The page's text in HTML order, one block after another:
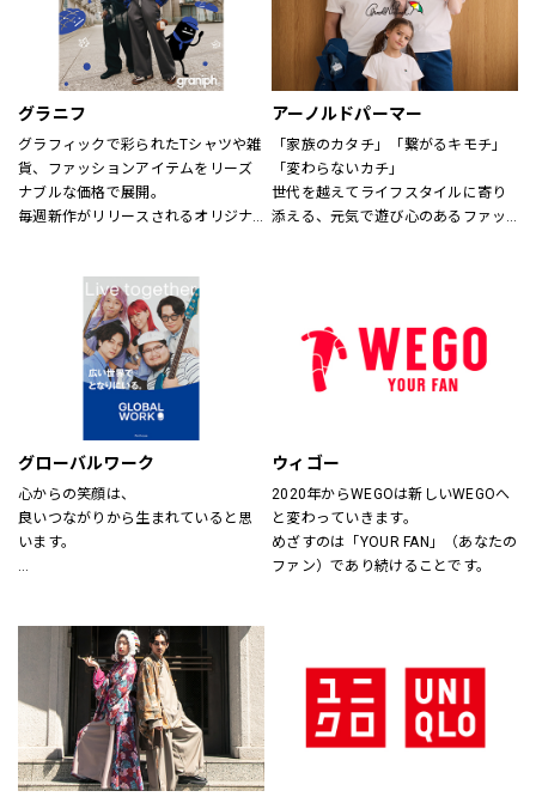
グラニフ
グラフィックで彩られたTシャツや雑
貨、ファッションアイテムをリーズ
ナブルな価格で展開。
毎週新作がリリースされるオリジナ
なコラボレーションまで、
幅広い年代にお楽しみいただける、
さまざまなグラフィックアイテムを
取り揃えてお待ちしております。
アーノルドパーマー
「家族のカタチ」「繋がるキモチ」
「変わらないカチ」
世代を越えてライフスタイルに寄り
添える、元気で遊び心のあるファッ
※イーアスつくば店ではキッズの取
扱いはございません。
グローバルワーク
心からの笑顔は、
良いつながりから生まれていると思
います。
あなたの大切な人と、もっと笑顔に
なれる服を。
心地よさや好感を大切にした
“Good Feeling Wear”で
そんなつながりを、笑顔を、つくり
続けます。
ウィゴー
2020年からWEGOは新しいWEGOへ
と変わっていきます。
めざすのは「YOUR FAN」（あなたの
ファン）であり続けることです。